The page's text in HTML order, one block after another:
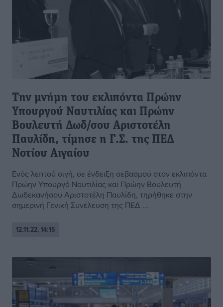
Την μνήμη του εκλιπόντα Πρώην
Υπουργού Ναυτιλίας και Πρώην
Βουλευτή Δωδ/σου Αριστοτέλη
Παυλίδη, τίμησε η Γ.Σ. της ΠΕΔ
Νοτίου Αιγαίου
Ενός λεπτού σιγή, σε ένδειξη σεβασμού στον εκλιπόντα
Πρώην Υπουργό Ναυτιλίας και Πρώην Βουλευτή
Δωδεκανήσου Αριστοτέλη Παυλίδη, τηρήθηκε στην
σημερινή Γενική Συνέλευση της ΠΕΔ ...
12.11.22, 14:15